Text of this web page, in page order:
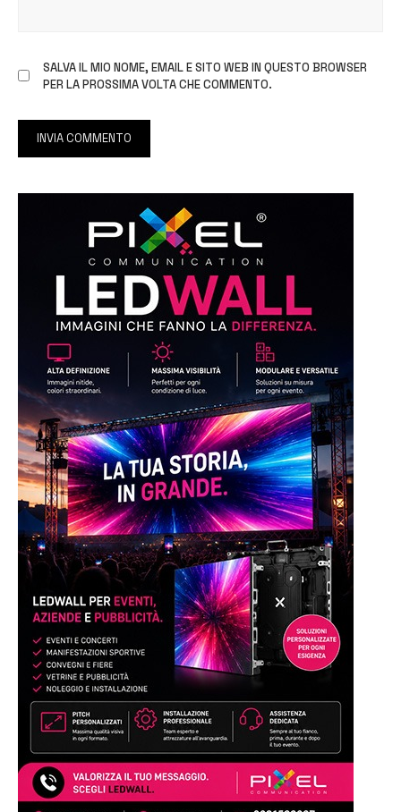
SALVA IL MIO NOME, EMAIL E SITO WEB IN QUESTO BROWSER
PER LA PROSSIMA VOLTA CHE COMMENTO.